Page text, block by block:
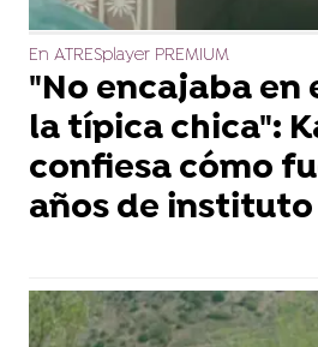
En ATRESplayer PREMIUM
"No encajaba en
la típica chica":
confiesa cómo
años de instituto